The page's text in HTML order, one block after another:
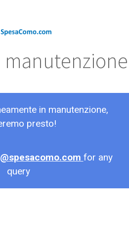
manutenzione
in manutenzione,
presto!
for any
query